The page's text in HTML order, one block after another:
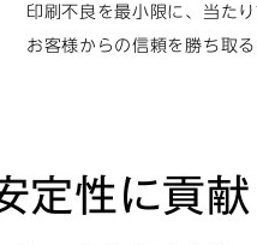
印刷不良を最小限に、当た
お客様からの信頼を勝ち取
定性に貢献